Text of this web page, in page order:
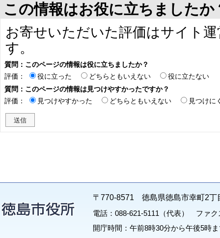
この情報はお役に立ちましたか
お寄せいただいた評価はサイト
す。
質問：このページの情報は役に立ちましたか？
評価：
役に立った どちらともいえない
役に立たない
質問：このページの情報は見つけやすかったですか？
評価：
見つけやすかった どちらともいえない 見つけに
〒770-8571 徳島県徳島市幸町2丁
電話：088-621-5111（代表） ファク
開庁時間：午前8時30分から午後5時